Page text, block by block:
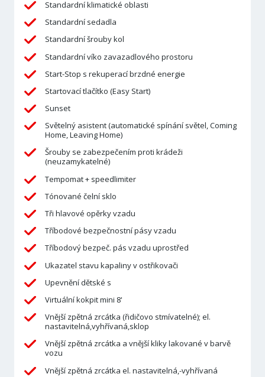
Standardní klimatické oblasti
Standardní sedadla
Standardní šrouby kol
Standardní víko zavazadlového prostoru
Start-Stop s rekuperací brzdné energie
Startovací tlačítko (Easy Start)
Sunset
Světelný asistent (automatické spínání světel, Coming
Home, Leaving Home)
Šrouby se zabezpečením proti krádeži
(neuzamykatelné)
Tempomat + speedlimiter
Tónované čelní sklo
Tři hlavové opěrky vzadu
Tříbodové bezpečnostní pásy vzadu
Tříbodový bezpeč. pás vzadu uprostřed
Ukazatel stavu kapaliny v ostřikovači
Upevnění dětské s
Virtuální kokpit mini 8'
Vnější zpětná zrcátka (řidičovo stmívatelné); el.
nastavitelná,vyhřívaná,sklop
Vnější zpětná zrcátka a vnější kliky lakované v barvě
vozu
Vnější zpětná zrcátka el. nastavitelná,-vyhřívaná